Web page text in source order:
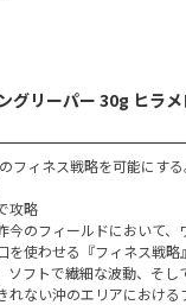
グリーパー 30g ヒラ
フィネス戦略を可能にする
攻略
今のフィールドにおいて、
を使わせる『フィネス戦略
ソフトで繊細な波動、そ
れない沖のエリアにおける